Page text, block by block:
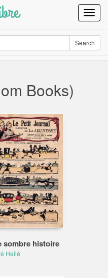
Search
Books)
sombre histoire
Hellé